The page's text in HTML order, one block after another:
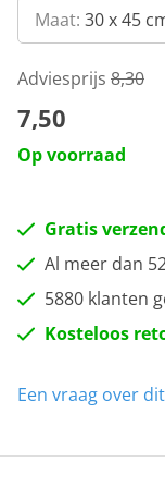
Maat: 30 x 45
Adviesprijs 8,30
7,50
Op voorraad
Gratis
Al meer dan
5880 klanten
Kosteloos
Een vraag over